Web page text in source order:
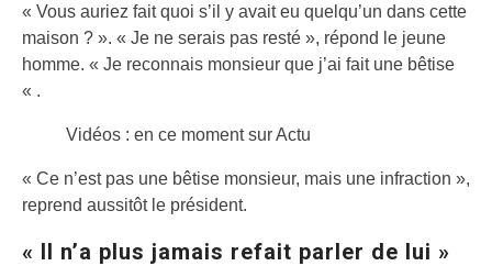
« Vous auriez fait quoi s’il y avait eu quelqu’un dans cette
maison ? ». « Je ne serais pas resté », répond le jeune
homme. « Je reconnais monsieur que j’ai fait une bêtise
« .
Vidéos : en ce moment sur Actu
« Ce n’est pas une bêtise monsieur, mais une infraction »,
reprend aussitôt le président.
« Il n’a plus jamais refait parler de lui »